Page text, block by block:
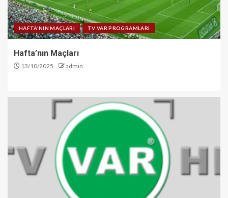
HAFTA'NIN MAÇLARI TV VAR PROGRAMLARI
Hafta’nın Maçları
13/10/2025 admin